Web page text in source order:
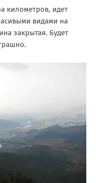
километров, идет
видами на
закрытая. Будет